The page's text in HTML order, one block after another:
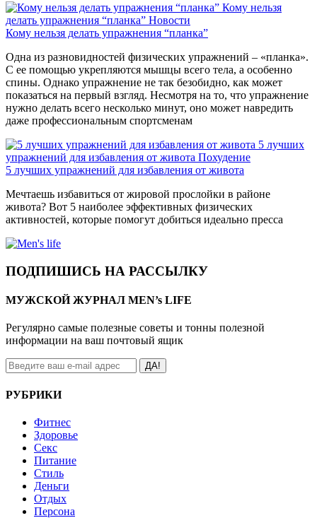
Кому нельзя
делать упражнения “планка” Новости
Кому нельзя делать упражнения “планка”
Одна из разновидностей физических упражнений – «планка».
С ее помощью укрепляются мышцы всего тела, а особенно
спины. Однако упражнение не так безобидно, как может
показаться на первый взгляд. Несмотря на то, что упражнение
нужно делать всего несколько минут, оно может навредить
даже профессиональным спортсменам
5 лучших
упражнений для избавления от живота Похудение
5 лучших упражнений для избавления от живота
Мечтаешь избавиться от жировой прослойки в районе
живота? Вот 5 наиболее эффективных физических
активностей, которые помогут добиться идеально пресса
ПОДПИШИСЬ НА РАССЫЛКУ
МУЖСКОЙ ЖУРНАЛ MEN’s LIFE
Регулярно самые полезные советы и тонны полезной
информации на ваш почтовый ящик
ДА!
РУБРИКИ
Фитнес
Здоровье
Секс
Питание
Стиль
Деньги
Отдых
Персона